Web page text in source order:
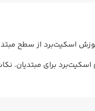
اسکیت‌برد از سطح
برای مبتدیان.